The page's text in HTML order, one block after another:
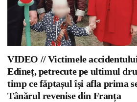
VIDEO // Victimele
Edineț, petrecute pe ultimul
timp ce făptașul își afla prima
Tânărul revenise din Franța